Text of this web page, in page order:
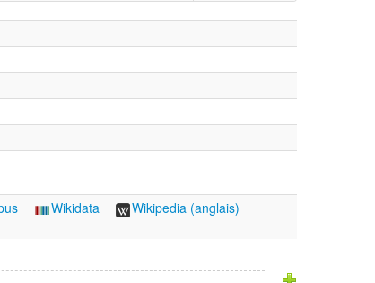
Wikidata
Wikipedia (anglais)